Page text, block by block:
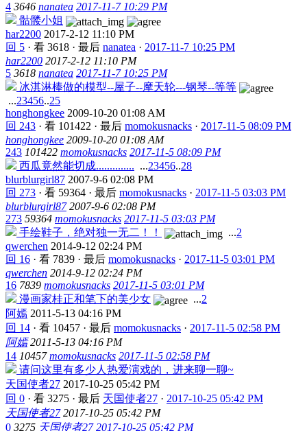
4 3646 nanatea 2017-11-7 10:29 PM
骷髅小姐
har2200 2017-2-12 11:10 PM
回 5 · 看 3618 · 最后 nanatea · 2017-11-7 10:25 PM
har2200 2017-2-12 11:10 PM
5 3618 nanatea 2017-11-7 10:25 PM
冰淇淋棒做的模型--屋子--摩天轮---钢琴--等等
...23456..25
honghongkee 2009-10-20 01:08 AM
回 243 · 看 101422 · 最后 momokusnacks · 2017-11-5 08:09 PM
honghongkee 2009-10-20 01:08 AM
243 101422 momokusnacks 2017-11-5 08:09 PM
西瓜竟然能切成.............. ...23456..28
blurblurgirl87 2007-9-6 02:08 PM
回 273 · 看 59364 · 最后 momokusnacks · 2017-11-5 03:03 PM
blurblurgirl87 2007-9-6 02:08 PM
273 59364 momokusnacks 2017-11-5 03:03 PM
手绘鞋子，绝对独一无二！！
...2
qwerchen 2014-9-12 02:24 PM
回 16 · 看 7839 · 最后 momokusnacks · 2017-11-5 03:01 PM
qwerchen 2014-9-12 02:24 PM
16 7839 momokusnacks 2017-11-5 03:01 PM
漫画家桂正和笔下的美少女
...2
阿嫣 2011-5-13 04:16 PM
回 14 · 看 10457 · 最后 momokusnacks · 2017-11-5 02:58 PM
阿嫣 2011-5-13 04:16 PM
14 10457 momokusnacks 2017-11-5 02:58 PM
请问这里有多少人热爱演戏的，进来聊一聊~
天国使者27 2017-10-25 05:42 PM
回 0 · 看 3275 · 最后 天国使者27 · 2017-10-25 05:42 PM
天国使者27 2017-10-25 05:42 PM
0 3275 天国使者27 2017-10-25 05:42 PM